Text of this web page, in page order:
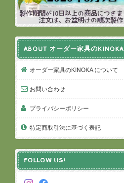
ABOUT オーダー家具のKINOKA
オーダー家具のKINOKA について
お問い合わせ
プライバシーポリシー
特定商取引法に基づく表記
FOLLOW US!